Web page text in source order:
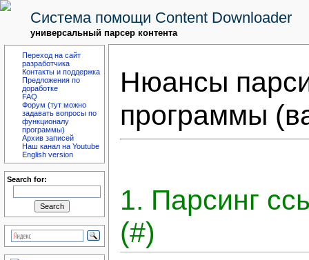
Система помощи Content Downloader
универсальный парсер контента
Переход на сайт
разработчика
Контакты и поддержка
Предложения по
доработке
FAQ
Форум (тут можно
задавать вопросы по
функционалу
программы)
Архив записей
Наш канал на Youtube
English version
Search for:
Нюансы
программы
1. Парсинг
(#)